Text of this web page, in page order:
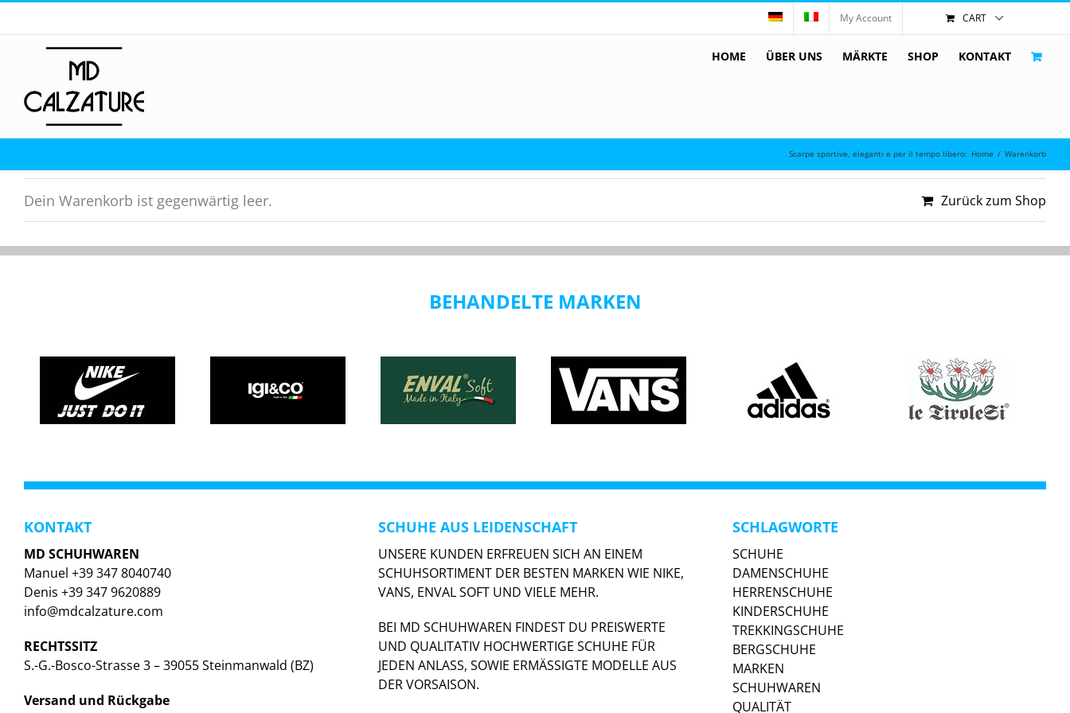
content
My Account CART
HOME ÜBER UNS MÄRKTE SHOP KONTAKT
Scarpe sportive, eleganti e per il tempo libero: Home / Warenkorb
Dein Warenkorb ist gegenwärtig leer. Zurück zum Shop
BEHANDELTE MARKEN
KONTAKT
MD SCHUHWAREN
Manuel +39 347 8040740
Denis +39 347 9620889
info@mdcalzature.com
RECHTSSITZ
S.-G.-Bosco-Strasse 3 – 39055 Steinmanwald (BZ)
Versand und Rückgabe
SCHUHE AUS LEIDENSCHAFT
UNSERE KUNDEN ERFREUEN SICH AN EINEM
SCHUHSORTIMENT DER BESTEN MARKEN WIE NIKE,
VANS, ENVAL SOFT UND VIELE MEHR.
BEI MD SCHUHWAREN FINDEST DU PREISWERTE
UND QUALITATIV HOCHWERTIGE SCHUHE FÜR
JEDEN ANLASS, SOWIE ERMÄSSIGTE MODELLE AUS
DER VORSAISON.
SCHLAGWORTE
SCHUHE
DAMENSCHUHE
HERRENSCHUHE
KINDERSCHUHE
TREKKINGSCHUHE
BERGSCHUHE
MARKEN
SCHUHWAREN
QUALITÄT